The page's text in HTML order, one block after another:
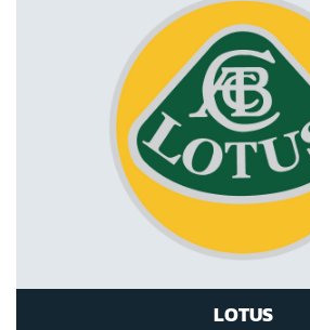
LOTUS